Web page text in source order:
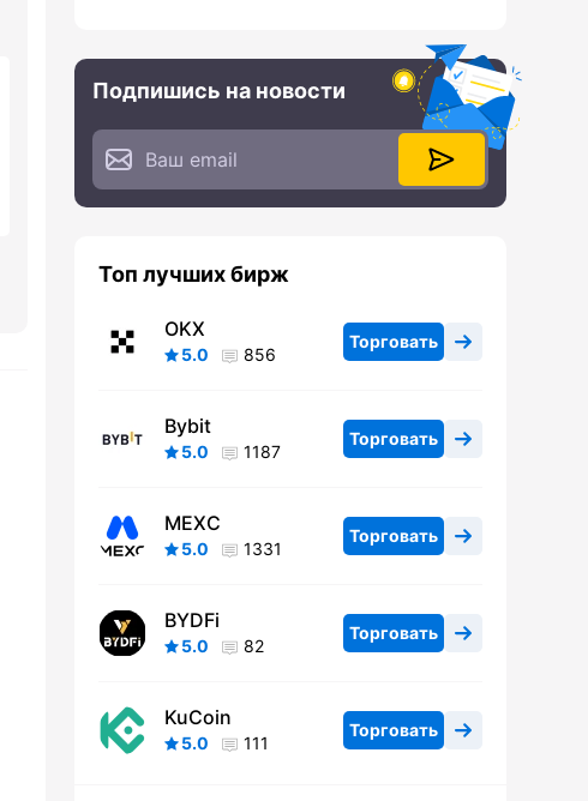
Подпишись на новости
Топ лучших бирж
OKX
5.0 856
Торговать
Bybit
5.0 1187
Торговать
MEXC
5.0 1331
Торговать
BYDFi
5.0 82
Торговать
KuCoin
5.0 111
Торговать